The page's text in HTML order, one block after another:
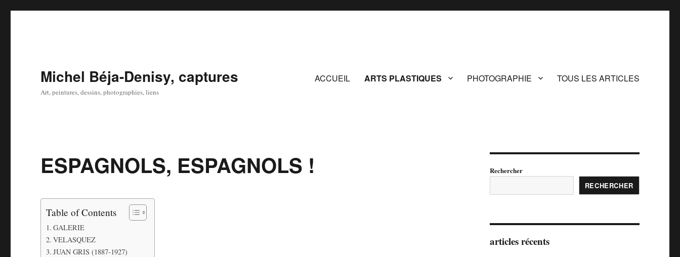
Michel Béja-Denisy, captures
Art, peintures, dessins, photographies, liens
ACCUEIL ARTS PLASTIQUES PHOTOGRAPHIE TOUS LES ARTICLES
ESPAGNOLS, ESPAGNOLS !
Table of Contents
GALERIE
VELASQUEZ
JUAN GRIS (1887-1927)
Rechercher
RECHERCHER
articles récents